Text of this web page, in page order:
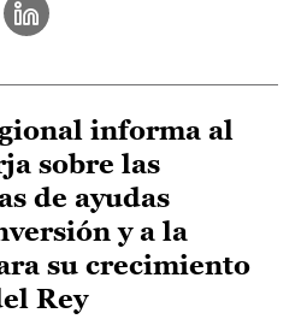
informa al
sobre las
de ayudas
y a la
su crecimiento
Rey